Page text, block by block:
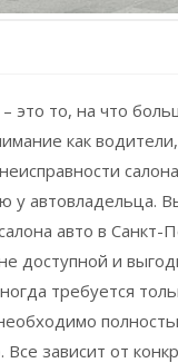
это то, на что
как
у автовладельца.
авто в Санкт-
доступной и
требуется
зависит от